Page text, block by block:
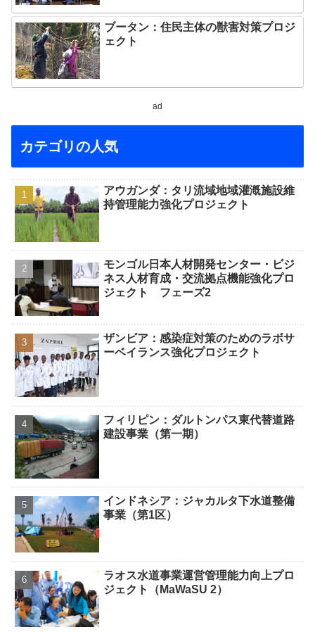
ブータン：住民主体の獣害対策プロジ
ェクト
ad
カテゴリの人気
アウガンダ：タリ流域地域灌漑施設維
持管理能力強化プロジェクト
モンゴル日本人材開発センター・ビジ
ネス人材育成・交流拠点機能強化プロ
ジェクト フェーズ2
ザンビア：感染症対策のためのラボサ
ーベイランス強化プロジェクト
フィリピン：ダルトンパス東代替道路
建設事業（第一期）
インドネシア：ジャカルタ下水道整備
事業（第1区）
ラオス水道事業運営管理能力向上プロ
ジェクト（MaWaSU 2）